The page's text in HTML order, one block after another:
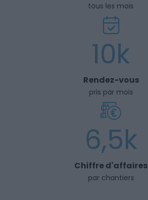
tous les mois
10k
Rendez-vous
pris par mois
6,5k
Chiffre d'affaires
par chantiers